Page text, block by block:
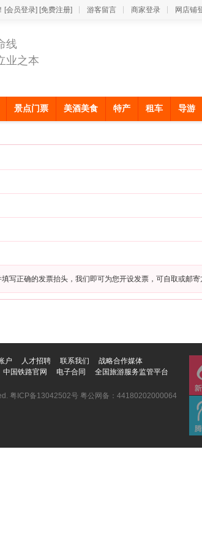
[会员登录] [免费注册] 游客留言 商家登录 网店铺
线
业之本
景点门票 美酒美食 特产 租车 导游
写正确的发票抬头，我们即可为您开设发票，可自取或邮寄
户 人才招聘 联系我们
战略合作媒体
中国铁路官网 电子合同 全国旅游服务监管平台
粤ICP备13042502号 粤公网备：44180202000064